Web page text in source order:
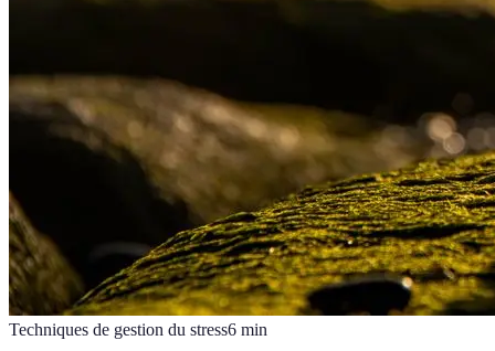
Techniques de gestion du stress6 min